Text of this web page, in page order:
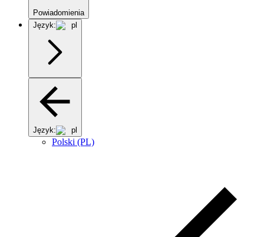
Powiadomienia
Język:
pl
Język: pl
Polski (PL)